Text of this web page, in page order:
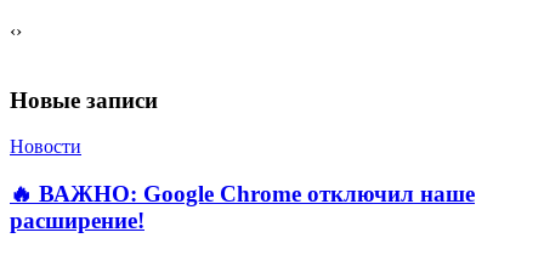
‹›
Новые записи
Новости
🔥 ВАЖНО: Google Chrome отключил наше
расширение!